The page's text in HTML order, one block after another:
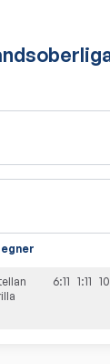
6:11 1:11